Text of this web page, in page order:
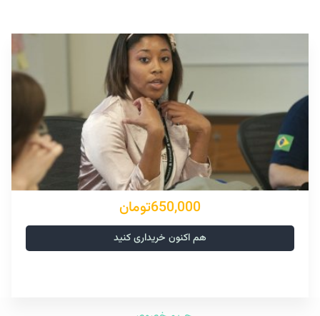
650,000تومان
هم اکنون خریداری کنید